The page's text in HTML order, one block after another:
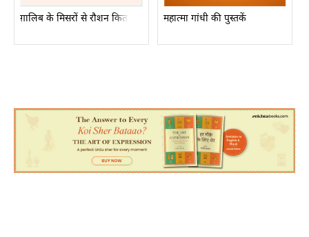
ग़ालिब के मिसरों से रौशन किताबें महात्मा गांधी की पुस्तकें